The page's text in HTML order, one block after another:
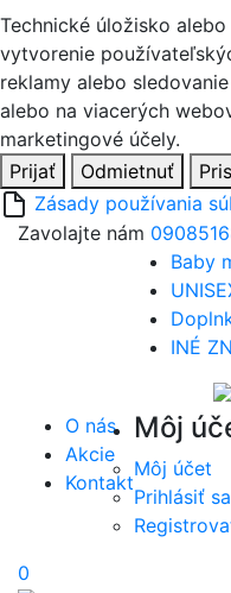
Technické úložisko
vytvorenie
reklamy alebo
alebo na viacerých
marketingové účely.
Prijať
Odmietnuť
Zásady používania
Zavolajte nám
Baby
INÉ
O nás
Akcie
Kontakt
Môj
Môj účet
Prihlásiť sa
0